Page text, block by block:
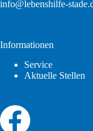
info@lebenshilfe-
Informationen
Service
Aktuelle Stellen